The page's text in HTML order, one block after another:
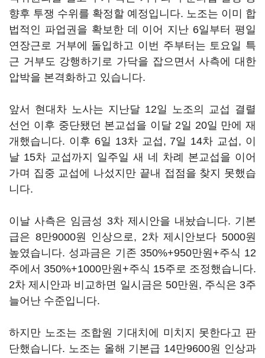
향후 투쟁 수위를 확정할 예정입니다. 노조는 이미 합
법적인 파업권을 확보한 데 이어 지난 6일부터 평일
연장근로 거부에 돌입하고 이번 주부터는 토요일 특
근 거부도 강행하기로 가닥을 잡으면서 사측에 대한
압박을 본격화하고 있습니다.
앞서 현대차 노사는 지난달 12일 노조의 교섭 결렬
선언 이후 중단됐던 본교섭을 이달 2일 20일 만에 재
개했습니다. 이후 6일 13차 교섭, 7일 14차 교섭, 이
날 15차 교섭까지 일주일 새 네 차례 본교섭을 이어
가며 집중 교섭에 나섰지만 끝내 접점을 찾지 못했습
니다.
이날 사측은 임금성 3차 제시안을 내놨습니다. 기본
급은 8만9000원 인상으로, 2차 제시안보다 5000원
높였습니다. 성과금은 기존 350%+950만원+주식 12
주에서 350%+1000만원+주식 15주로 조정했습니다.
2차 제시안과 비교하면 일시금은 50만원, 주식은 3주
늘어난 수준입니다.
하지만 노조는 조합원 기대치에 미치지 못한다고 판
단했습니다. 노조는 올해 기본급 14만9600원 인상과